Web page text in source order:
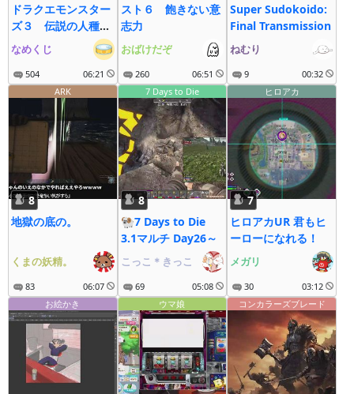
ドラクエモンスター
ズ３ 伝説の人種差
別モンスター・ブラ
ックマージは存在す
るのか？
なめくじ
504 06:21
スト６ 飽きない意
志力
おばけだぞ
260 06:51
Super Sudokoido:
Final Transmission
ねむり
9
00:32
ARK
8
地獄の底の。
くまの妖精。
83 06:07
7 Days to Die
8
🐏7 Days to Die
3.1マルチ Day26～
こっこ＊きっこ
69 05:08
ヒロアカ
7
ヒロアカUR 君もヒ
ーローになれる！
メガリ
30
03:12
お絵かき
ウマ娘 コンカラーズブレード